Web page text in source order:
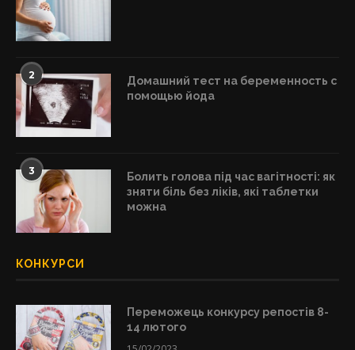
2
Домашний тест на беременность с
помощью йода
3
Болить голова під час вагітності: як
зняти біль без ліків, які таблетки
можна
КОНКУРСИ
Переможець конкурсу репостів 8-
14 лютого